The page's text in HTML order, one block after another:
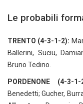
Le probabili
TRENTO (4-3-1-2):
Ballerini, Suciu,
Bruno Tedino.
PORDENONE (4-3-1-
Benedetti; Gucher,